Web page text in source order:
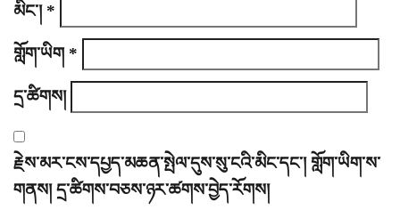
མིང་། *
གློག་ཡིག *
དྲ་ཚིགས།
རྗེས་མར་ངས་དཔྱད་མཆན་སྤེལ་དུས་སུ་ངའི་མིང་དང་། གློག་ཡིག་ས་
གནས། དྲ་ཚིགས་བཅས་ཉར་ཚགས་བྱེད་རོགས།